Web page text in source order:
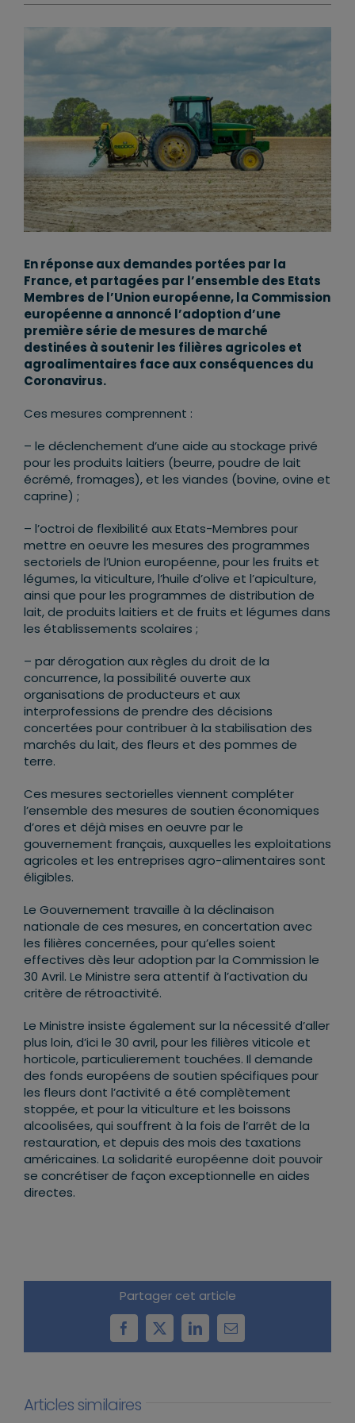
En réponse aux demandes portées par la
France, et partagées par l’ensemble des Etats
Membres de l’Union européenne, la Commission
européenne a annoncé l’adoption d’une
première série de mesures de marché
destinées à soutenir les filières agricoles et
agroalimentaires face aux conséquences du
Coronavirus.
Ces mesures comprennent :
– le déclenchement d’une aide au stockage privé
pour les produits laitiers (beurre, poudre de lait
écrémé, fromages), et les viandes (bovine, ovine et
caprine) ;
– l’octroi de flexibilité aux Etats-Membres pour
mettre en oeuvre les mesures des programmes
sectoriels de l’Union européenne, pour les fruits et
légumes, la viticulture, l’huile d’olive et l’apiculture,
ainsi que pour les programmes de distribution de
lait, de produits laitiers et de fruits et légumes dans
les établissements scolaires ;
– par dérogation aux règles du droit de la
concurrence, la possibilité ouverte aux
organisations de producteurs et aux
interprofessions de prendre des décisions
concertées pour contribuer à la stabilisation des
marchés du lait, des fleurs et des pommes de
terre.
Ces mesures sectorielles viennent compléter
l’ensemble des mesures de soutien économiques
d’ores et déjà mises en oeuvre par le
gouvernement français, auxquelles les exploitations
agricoles et les entreprises agro-alimentaires sont
éligibles.
Le Gouvernement travaille à la déclinaison
nationale de ces mesures, en concertation avec
les filières concernées, pour qu’elles soient
effectives dès leur adoption par la Commission le
30 Avril. Le Ministre sera attentif à l’activation du
critère de rétroactivité.
Le Ministre insiste également sur la nécessité d’aller
plus loin, d’ici le 30 avril, pour les filières viticole et
horticole, particulierement touchées. Il demande
des fonds européens de soutien spécifiques pour
les fleurs dont l’activité a été complètement
stoppée, et pour la viticulture et les boissons
alcoolisées, qui souffrent à la fois de l’arrêt de la
restauration, et depuis des mois des taxations
américaines. La solidarité européenne doit pouvoir
se concrétiser de façon exceptionnelle en aides
directes.
Partager cet article
Facebook
X LinkedInEmail
Articles similaires